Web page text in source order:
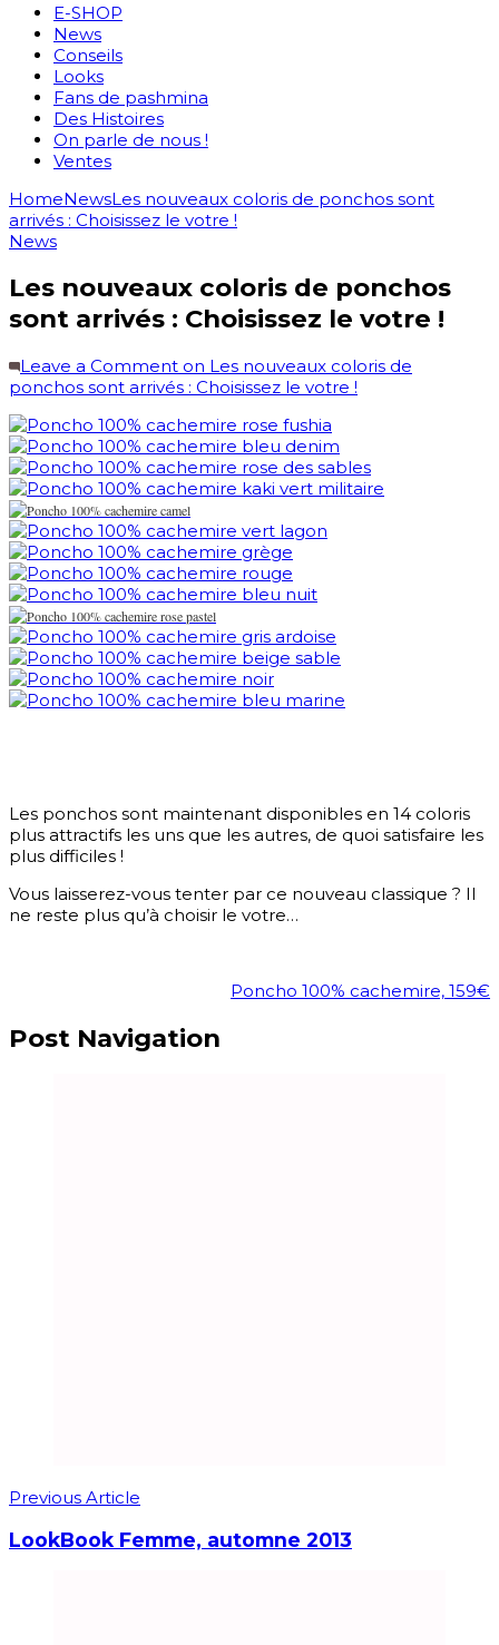
E-SHOP
News
Conseils
Looks
Fans de pashmina
Des Histoires
On parle de nous !
Ventes
HomeNewsLes nouveaux coloris de ponchos sont
arrivés : Choisissez le votre !
News
Les nouveaux coloris de ponchos
sont arrivés : Choisissez le votre !
Leave a Comment on Les nouveaux coloris de
ponchos sont arrivés : Choisissez le votre !
Les ponchos sont maintenant disponibles en 14 coloris
plus attractifs les uns que les autres, de quoi satisfaire les
plus difficiles !
Vous laisserez-vous tenter par ce nouveau classique ? Il
ne reste plus qu’à choisir le votre…
Poncho 100% cachemire, 159€
Post Navigation
Previous Article
LookBook Femme, automne 2013